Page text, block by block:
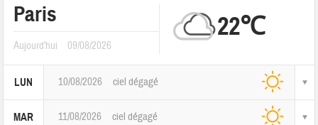
Paris
Aujourd'hui 09/08/2026
22℃
LUN 10/08/2026 ciel dégagé
MAR 11/08/2026 ciel dégagé